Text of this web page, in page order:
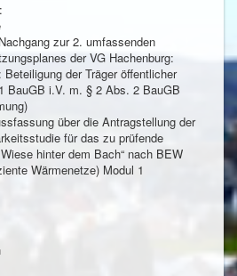
zur 2. umfassenden
der VG Hachenburg:
der Träger öffentlicher
BauGB i.V. m. § 2 Abs. 2 BauGB
über die Antragstellung der
für das zu prüfende
hinter dem Bach“ nach BEW
Wärmenetze) Modul 1